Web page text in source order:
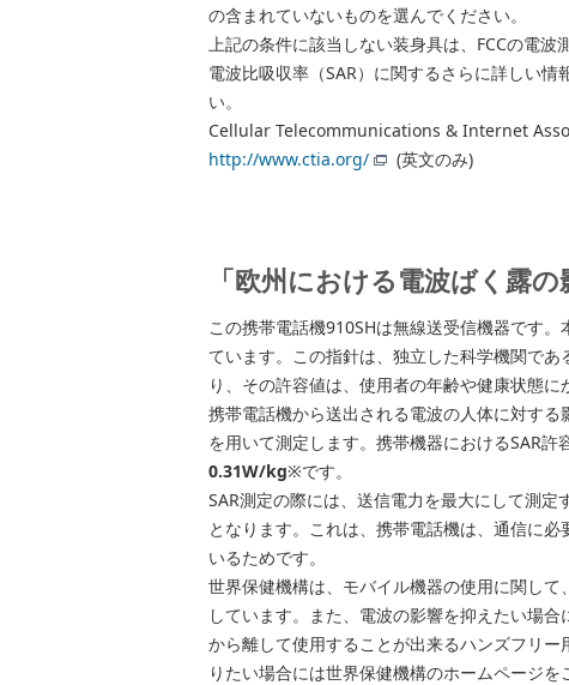
の含まれていないものを選んでください。
上記の条件に該当しない装身具は、FCCの電波
電波比吸収率（SAR）に関するさらに詳しい
い。
Cellular Telecommunications & Internet
http://www.ctia.org/
(英文のみ)
「欧州における電波ばく露の
この携帯電話機910SHは無線送受信機器です
ています。この指針は、独立した科学機関で
り、その許容値は、使用者の年齢や健康状態に
携帯電話機から送出される電波の人体に対す
を用いて測定します。携帯機器におけるSAR許
0.31W/kg※です。
SAR測定の際には、送信電力を最大にして測
となります。これは、携帯電話機は、通信に
いるためです。
世界保健機構は、モバイル機器の使用に関し
しています。また、電波の影響を抑えたい場
から離して使用することが出来るハンズフリ
りたい場合には世界保健機構のホームページを